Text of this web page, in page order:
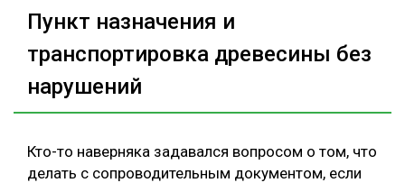
Пункт назначения и
транспортировка древесины без
нарушений
Кто-то наверняка задавался вопросом о том, что
делать с сопроводительным документом, если